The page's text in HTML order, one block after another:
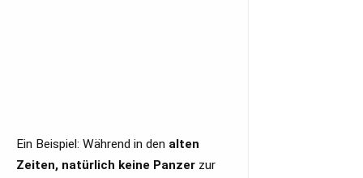
Ein Beispiel: Während in den alten
Zeiten, natürlich keine Panzer zur